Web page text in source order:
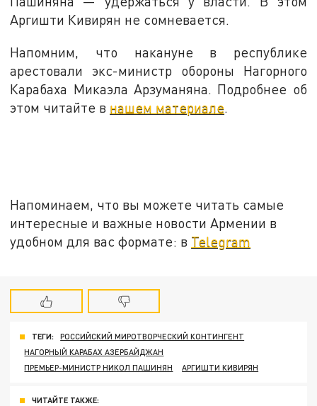
Аргишти Кивирян не сомневается.
Напомним, что накануне в республике
арестовали экс-министр обороны Нагорного
Карабаха Микаэла Арзуманяна. Подробнее об
этом читайте в нашем материале.
Напоминаем, что вы можете читать самые
интересные и важные новости Армении в
удобном для вас формате: в Telegram
ТЕГИ:
РОССИЙСКИЙ МИРОТВОРЧЕСКИЙ КОНТИНГЕНТ
НАГОРНЫЙ КАРАБАХ АЗЕРБАЙДЖАН
ПРЕМЬЕР-МИНИСТР НИКОЛ ПАШИНЯН
АРГИШТИ КИВИРЯН
ЧИТАЙТЕ ТАКЖЕ: